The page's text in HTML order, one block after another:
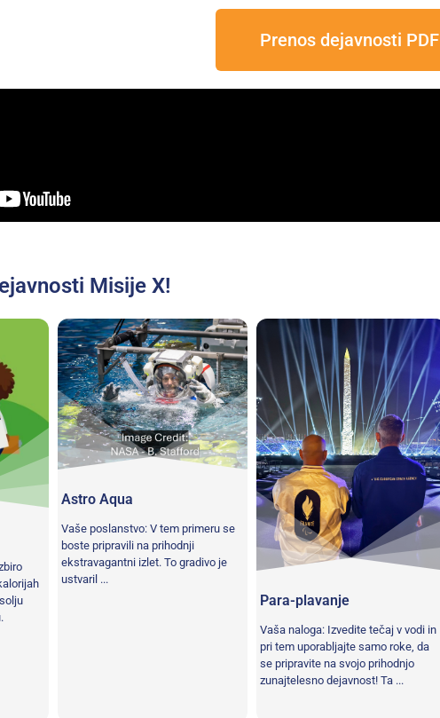
Prenos dejavnosti PDF
Misije X!
Astro Aqua
Vaše poslanstvo: V tem primeru se
boste pripravili na prihodnji
ekstravagantni izlet. To gradivo je
ustvaril ...
Para-plavanje
Vaša naloga: Izvedite tečaj v vodi in
pri tem uporabljajte samo roke, da
se pripravite na svojo prihodnjo
zunajtelesno dejavnost! Ta ...